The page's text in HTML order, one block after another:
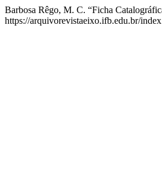
Barbosa Rêgo, M. C. “Ficha
https://arquivorevistaeixo.ifb.edu.br/